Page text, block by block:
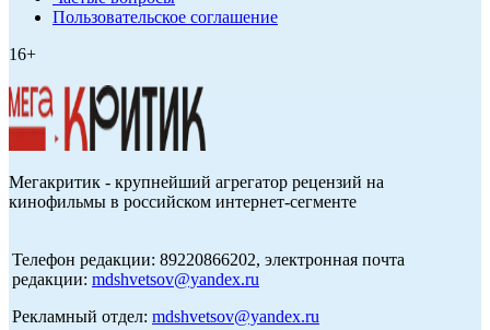
Пользовательское соглашение
16+
Мегакритик - крупнейший агрегатор рецензий на
кинофильмы в российском интернет-сегменте
Телефон редакции: 89220866202, электронная почта
редакции: mdshvetsov@yandex.ru
Рекламный отдел: mdshvetsov@yandex.ru